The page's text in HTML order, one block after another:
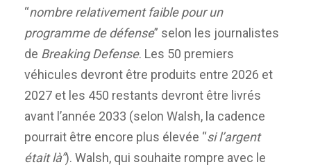
“nombre relativement faible pour un
programme de défense” selon les journalistes
de Breaking Defense. Les 50 premiers
véhicules devront être produits entre 2026 et
2027 et les 450 restants devront être livrés
avant l’année 2033 (selon Walsh, la cadence
pourrait être encore plus élevée “si l’argent
était là”). Walsh, qui souhaite rompre avec le